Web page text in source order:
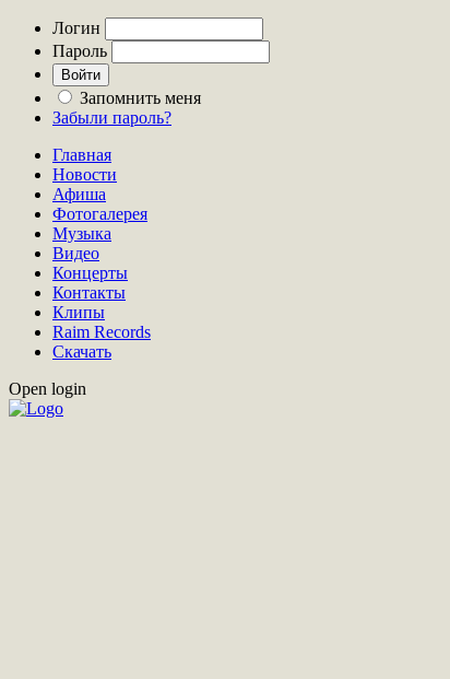
Логин
Пароль
Запомнить меня
Забыли пароль?
Главная
Новости
Афиша
Фотогалерея
Музыка
Видео
Концерты
Контакты
Клипы
Raim Records
Скачать
Open login